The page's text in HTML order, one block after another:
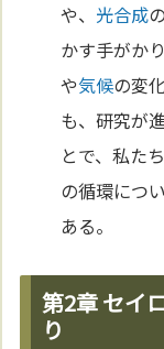
や、 光合成
かす手がか
や気候の変
も、研究が
とで、私た
の循環につ
ある。
第2章 セイ
り